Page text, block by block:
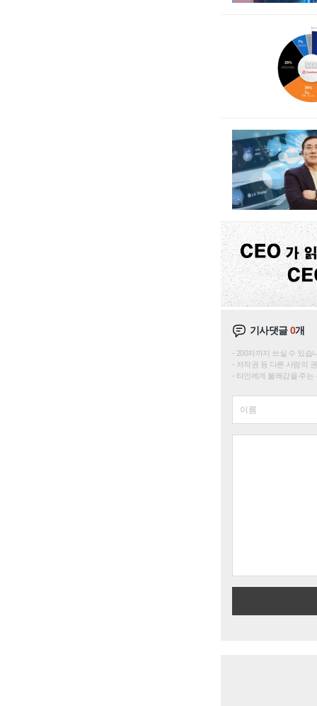
기사댓글0개
200자까지 쓰실 수 있습
저작권 등 다른 사람의
타인에게 불쾌감을 주는